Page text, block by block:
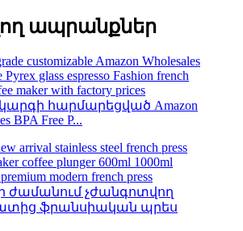
ապրանքներ
հարմարեցված Amazon
BPA Free P...
ժամանում չժանգոտվող
ֆրանսիական պրես